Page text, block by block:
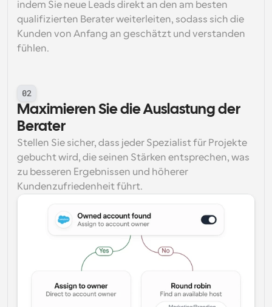
indem Sie neue Leads direkt an den am besten
qualifizierten Berater weiterleiten, sodass sich die
Kunden von Anfang an geschätzt und verstanden
fühlen.
02
Maximieren Sie die Auslastung der
Berater
Stellen Sie sicher, dass jeder Spezialist für Projekte
gebucht wird, die seinen Stärken entsprechen, was
zu besseren Ergebnissen und höherer
Kundenzufriedenheit führt.